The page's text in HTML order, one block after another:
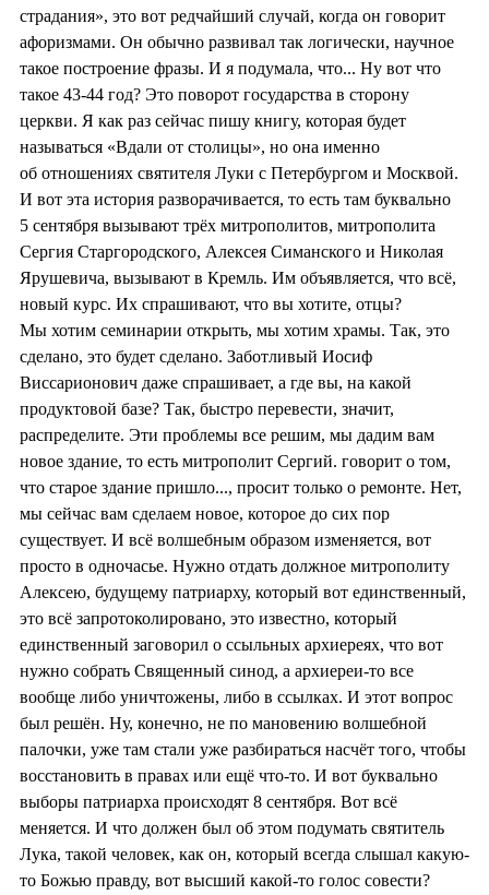
страдания», это вот редчайший случай, когда он говорит
афоризмами. Он обычно развивал так логически, научное
такое построение фразы. И я подумала, что... Ну вот что
такое 43-44 год? Это поворот государства в сторону
церкви. Я как раз сейчас пишу книгу, которая будет
называться «Вдали от столицы», но она именно
об отношениях святителя Луки с Петербургом и Москвой.
И вот эта история разворачивается, то есть там буквально
5 сентября вызывают трёх митрополитов, митрополита
Сергия Старгородского, Алексея Симанского и Николая
Ярушевича, вызывают в Кремль. Им объявляется, что всё,
новый курс. Их спрашивают, что вы хотите, отцы?
Мы хотим семинарии открыть, мы хотим храмы. Так, это
сделано, это будет сделано. Заботливый Иосиф
Виссарионович даже спрашивает, а где вы, на какой
продуктовой базе? Так, быстро перевести, значит,
распределите. Эти проблемы все решим, мы дадим вам
новое здание, то есть митрополит Сергий. говорит о том,
что старое здание пришло..., просит только о ремонте. Нет,
мы сейчас вам сделаем новое, которое до сих пор
существует. И всё волшебным образом изменяется, вот
просто в одночасье. Нужно отдать должное митрополиту
Алексею, будущему патриарху, который вот единственный,
это всё запротоколировано, это известно, который
единственный заговорил о ссыльных архиереях, что вот
нужно собрать Священный синод, а архиереи-то все
вообще либо уничтожены, либо в ссылках. И этот вопрос
был решён. Ну, конечно, не по мановению волшебной
палочки, уже там стали уже разбираться насчёт того, чтобы
восстановить в правах или ещё что-то. И вот буквально
выборы патриарха происходят 8 сентября. Вот всё
меняется. И что должен был об этом подумать святитель
Лука, такой человек, как он, который всегда слышал какую-
то Божью правду, вот высший какой-то голос совести?